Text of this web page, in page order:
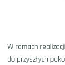
W ramach
do przyszłych